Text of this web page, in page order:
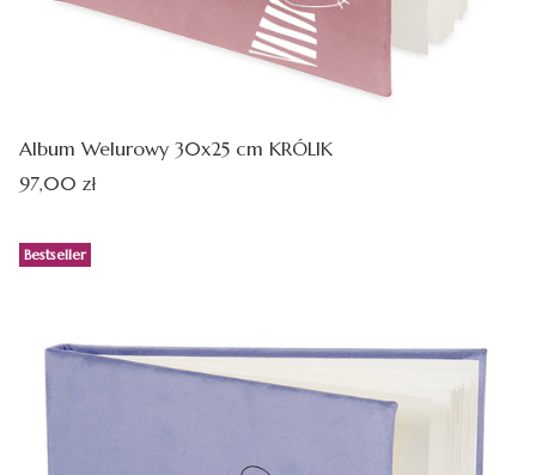
Album Welurowy 30x25 cm KRÓLIK
Cena
97,00 zł
Bestseller